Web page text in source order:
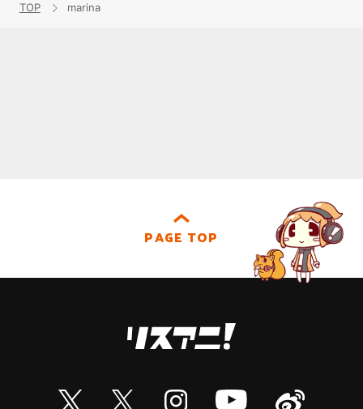
TOP marina
PAGE TOP